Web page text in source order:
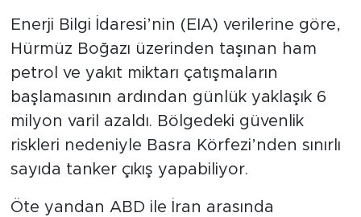
Enerji Bilgi İdaresi’nin (EIA) verilerine göre,
Hürmüz Boğazı üzerinden taşınan ham
petrol ve yakıt miktarı çatışmaların
başlamasının ardından günlük yaklaşık 6
milyon varil azaldı. Bölgedeki güvenlik
riskleri nedeniyle Basra Körfezi’nden sınırlı
sayıda tanker çıkış yapabiliyor.
Öte yandan ABD ile İran arasında